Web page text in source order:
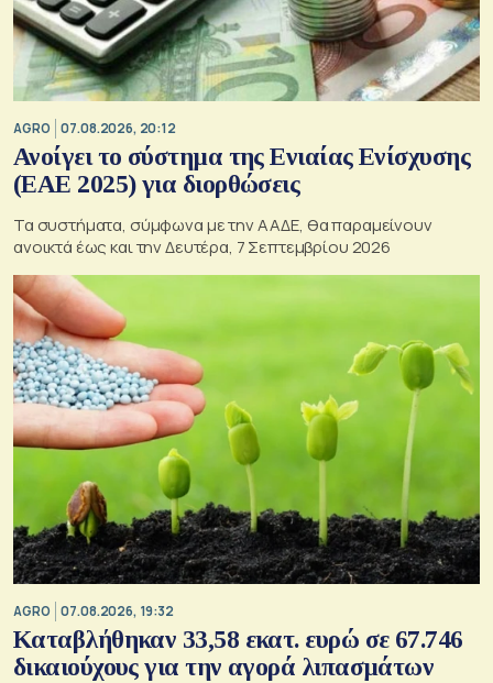
AGRO 07.08.2026, 20:12
Ανοίγει το σύστημα της Ενιαίας Ενίσχυσης
(ΕΑΕ 2025) για διορθώσεις
Τα συστήματα, σύμφωνα με την ΑΑΔΕ, θα παραμείνουν
ανοικτά έως και την Δευτέρα, 7 Σεπτεμβρίου 2026
AGRO 07.08.2026, 19:32
Καταβλήθηκαν 33,58 εκατ. ευρώ σε 67.746
δικαιούχους για την αγορά λιπασμάτων